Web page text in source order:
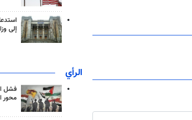
إلى
الرأي
فشل
محور